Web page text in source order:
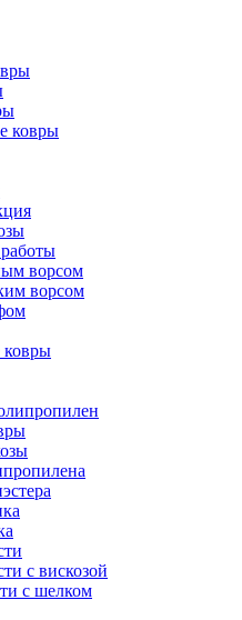
ковры
ворсом
ворсом
ковры
с вискозой
с шелком